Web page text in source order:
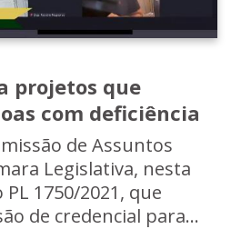
projetos que
com deficiência
de Assuntos
Legislativa, nesta
1750/2021, que
de credencial para...